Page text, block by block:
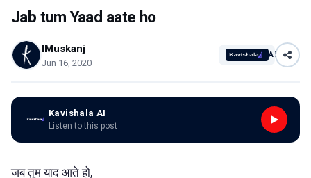
Jab tum Yaad aate ho
IMuskanj
Jun 16, 2020
AI
Kavishala AI
Listen to this post
जब तुम याद आते हो,